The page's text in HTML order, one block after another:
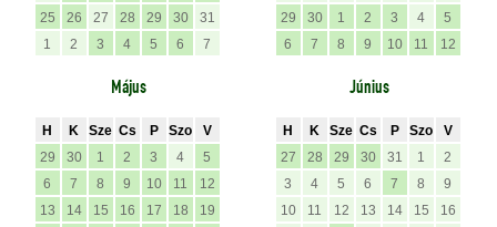
25
26 27 28 29 30
31
1
2 3 4 5 6 7
29
30 1 2 3 4
5
6
7 8 9 10 11 12
Május
H K Sze Cs P Szo
V
29
30 1 2 3 4
5
6
7 8 9 10 11
12
13
14 15 16 17 18
19
Június
H K Sze Cs P Szo
V
27
28 29 30 31 1
2
3
4 5 6 7 8
9
10
11 12 13 14 15
16